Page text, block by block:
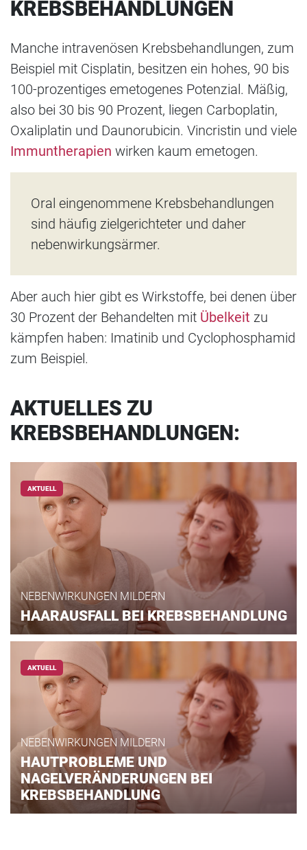
KREBSBEHANDLUNGEN
Manche intravenösen Krebsbehandlungen, zum
Beispiel mit Cisplatin, besitzen ein hohes, 90 bis
100-prozentiges emetogenes Potenzial. Mäßig,
also bei 30 bis 90 Prozent, liegen Carboplatin,
Oxaliplatin und Daunorubicin. Vincristin und viele
Immuntherapien wirken kaum emetogen.
Oral eingenommene Krebsbehandlungen
sind häufig zielgerichteter und daher
nebenwirkungsärmer.
Aber auch hier gibt es Wirkstoffe, bei denen über
30 Prozent der Behandelten mit Übelkeit zu
kämpfen haben: Imatinib und Cyclophosphamid
zum Beispiel.
AKTUELLES ZU
KREBSBEHANDLUNGEN:
AKTUELL
NEBENWIRKUNGEN MILDERN
HAARAUSFALL BEI KREBSBEHANDLUNG
AKTUELL
NEBENWIRKUNGEN MILDERN
HAUTPROBLEME UND
NAGELVERÄNDERUNGEN BEI
KREBSBEHANDLUNG